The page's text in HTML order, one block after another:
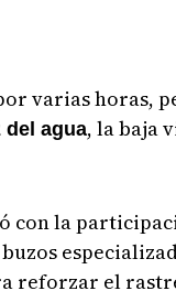
varias horas,
del agua, la baja
con la
reforzar el